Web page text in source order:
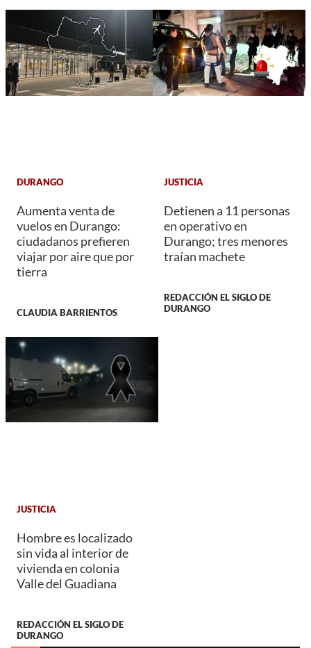
DURANGO
Aumenta venta de
vuelos en Durango:
ciudadanos prefieren
viajar por aire que por
tierra
CLAUDIA BARRIENTOS
JUSTICIA
Detienen a 11 personas
en operativo en
Durango; tres menores
traían machete
REDACCIÓN EL SIGLO DE
DURANGO
JUSTICIA
Hombre es localizado
sin vida al interior de
vivienda en colonia
Valle del Guadiana
REDACCIÓN EL SIGLO DE
DURANGO